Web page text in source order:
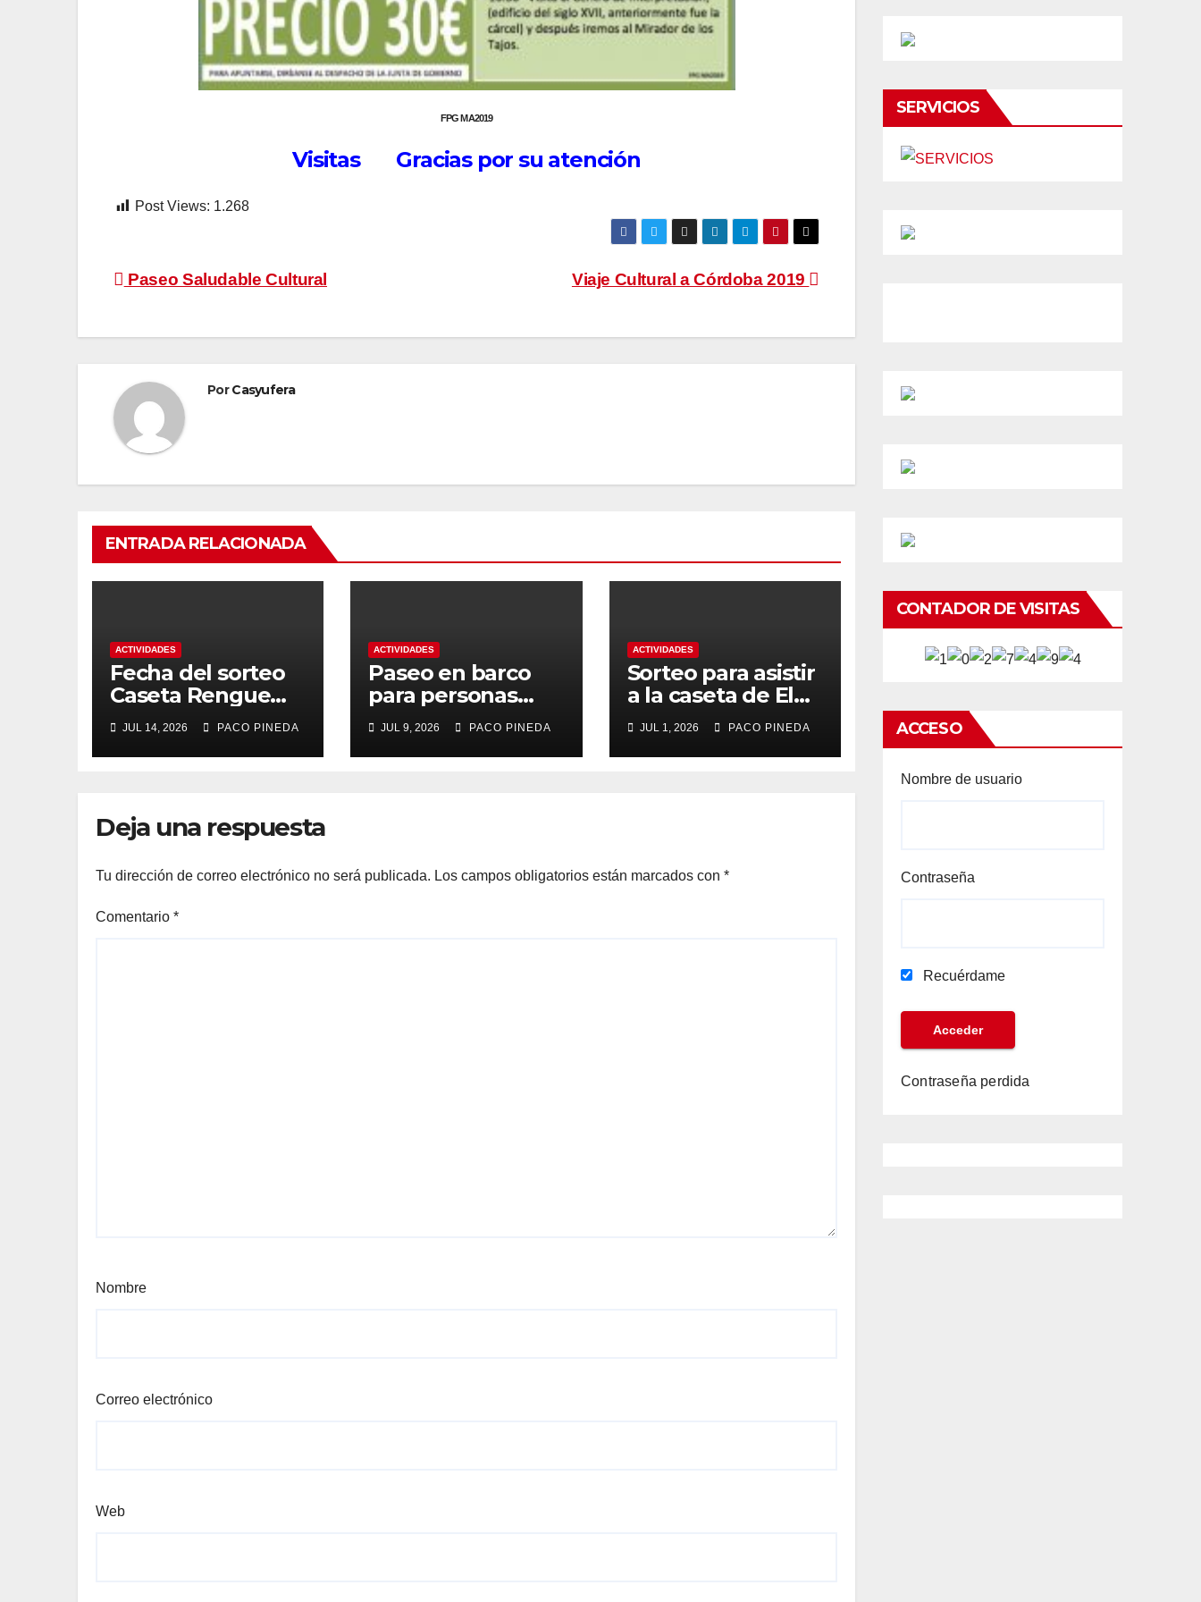
FPG MA2019
Visitas Gracias por su atención
Post Views: 1.268
Navegación
Viaje Cultural a Córdoba 2019
Paseo Saludable Cultural
PorCasyufera
ENTRADA RELACIONADA
ACTIVIDADES
Fecha del sorteo
Caseta Rengue
Feria de Málaga
2026
JUL 14, 2026 PACO PINEDA
ACTIVIDADES
Paseo en barco
para personas
mayores
JUL 9, 2026 PACO PINEDA
ACTIVIDADES
Sorteo para asistir
a la caseta de El
Rengue, Feria de
Málaga 2026
JUL 1, 2026 PACO PINEDA
Deja una respuesta
Tu dirección de correo electrónico no será publicada. Los campos obligatorios están marcados con *
Comentario *
Nombre
Correo electrónico
Web
SERVICIOS
CONTADOR DE VISITAS
ACCESO
Nombre de usuario
Contraseña
Recuérdame
Contraseña perdida